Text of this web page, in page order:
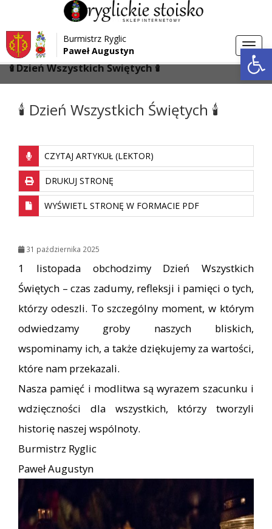
Przejdź do menu
Przejdź do głównej treści strony
Przejdź do stopki strony
Burmistrz Ryglic
Paweł Augustyn
Strona główna > Aktualności
🕯 Dzień Wszystkich Świętych 🕯
🕯 Dzień Wszystkich Świętych 🕯
CZYTAJ ARTYKUŁ (LEKTOR)
DRUKUJ STRONĘ
WYŚWIETL STRONĘ W FORMACIE PDF
31 października 2025
1 listopada obchodzimy Dzień Wszystkich
Świętych – czas zadumy, refleksji i pamięci o tych,
którzy odeszli. To szczególny moment, w którym
odwiedzamy groby naszych bliskich,
wspominamy ich, a także dziękujemy za wartości,
które nam przekazali.
Nasza pamięć i modlitwa są wyrazem szacunku i
wdzięczności dla wszystkich, którzy tworzyli
historię naszej wspólnoty.
Burmistrz Ryglic
Paweł Augustyn